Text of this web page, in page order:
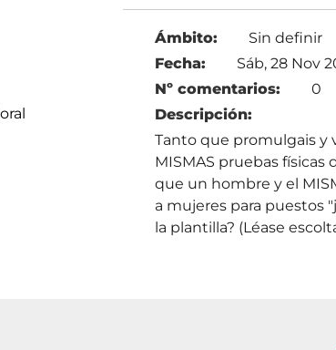
Ámbito:
Sin definir
Fecha:
Sáb, 28 Nov
Nº comentarios:
0
Descripción:
Tanto que promulgais y
MISMAS pruebas
que un hombre y el
a mujeres para puestos
la plantilla? (Léase